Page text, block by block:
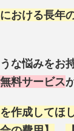
おける長年
な悩みをお
料サービス
作成してほ